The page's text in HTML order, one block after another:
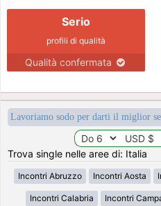
Serio
profili di qualità
Qualità confermata
Lavoriamo sodo per darti il miglior
Trova single nelle aree di: Italia
Incontri Abruzzo Incontri Aosta
Incontri Calabria Incontri